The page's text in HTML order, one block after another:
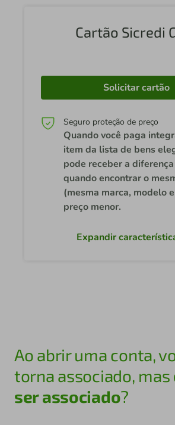
Cartão Sicredi
Solicitar cartão
Seguro proteção de preço
Quando você paga
item da lista de bens
pode receber a
quando encontrar o
(mesma marca, modelo
preço menor.
Expandir
Ao abrir uma conta,
torna associado, mas
ser associado?